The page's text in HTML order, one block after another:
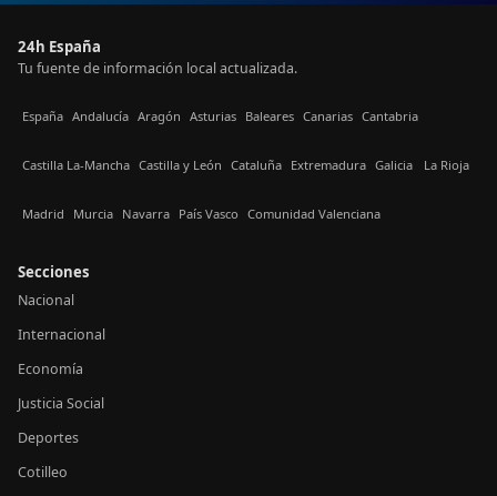
24h España
Tu fuente de información local actualizada.
España Andalucía Aragón Asturias Baleares Canarias Cantabria
Castilla La-Mancha Castilla y León Cataluña Extremadura Galicia La Rioja
Madrid Murcia Navarra País Vasco Comunidad Valenciana
Secciones
Nacional
Internacional
Economía
Justicia Social
Deportes
Cotilleo